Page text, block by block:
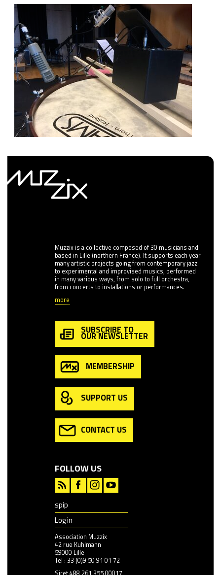
Muzzix is a collective composed of 30 musicians and
based in Lille (northern France). It supports each year
many artistic projects going from contemporary jazz
to experimental and improvised musics, performed
in many various ways, from solo to full orchestra,
from concerts to installations or performances.
more
SUBSCRIBE TO
OUR NEWSLETTER
MEMBERSHIP
SUPPORT US
CONTACT US
FOLLOW US
spip
Log in
Association Muzzix
42 rue Kuhlmann
59000 Lille
Tel : 33 (0)9 50 91 01 72